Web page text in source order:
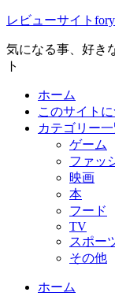
レビューサイト
気になる事、好き
ト
ホーム
このサイト
カテゴリー
ゲーム
ファッ
映画
本
フード
TV
スポー
その他
ホーム